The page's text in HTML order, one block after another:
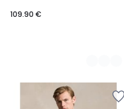
109.90 €